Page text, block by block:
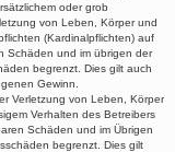
oder grob
von Leben, Körper und
(Kardinalpflichten) auf
Schäden und im übrigen der
begrenzt. Dies gilt auch
Gewinn.
Verletzung von Leben, Körper
Verhalten des Betreibers
Schäden und im Übrigen
begrenzt. Dies gilt